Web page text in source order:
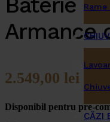
CĂZI
Armance
2.549,00 lei
Disponibil pentru pre-